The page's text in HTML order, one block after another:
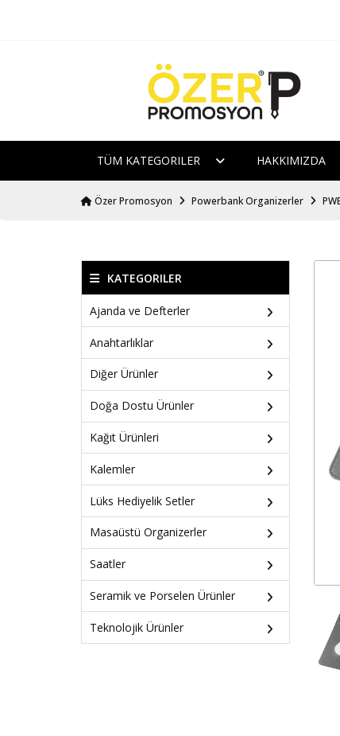
TÜM KATEGORILER HAKKIMIZDA
Özer Promosyon Powerbank Organizerler
KATEGORILER
Ajanda ve Defterler
Anahtarlıklar
Diğer Ürünler
Doğa Dostu Ürünler
Kağıt Ürünleri
Kalemler
Lüks Hediyelik Setler
Masaüstü Organizerler
Saatler
Seramik ve Porselen Ürünler
Teknolojik Ürünler